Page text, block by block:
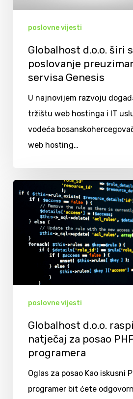
poslovne vijesti
Globalhost d.o.o. širi
poslovanje
servisa Genesis
U najnovijem razvoju
tržištu web hostinga i IT
vodeća
web hosting…
poslovne vijesti
Globalhost d.o.o.
natječaj za posao
programera
Oglas za posao Kao iskusni
programer bit ćete